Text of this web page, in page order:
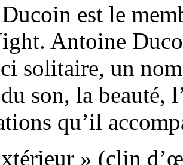
est le
Antoine
solitaire, un
son, la beauté,
qu’il
» (clin